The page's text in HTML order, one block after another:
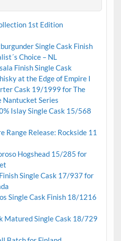
1st Edition
Single Cask Finish
Choice – NL
Finish Single Cask
at the Edge of Empire I
Cask 19/1999 for The
Nantucket Series
Islay Single Cask 15/568
Range Release: Rockside 11
Hogshead 15/285 for
Single Cask 17/937 for
Single Cask Finish 18/1216
Matured Single Cask 18/729